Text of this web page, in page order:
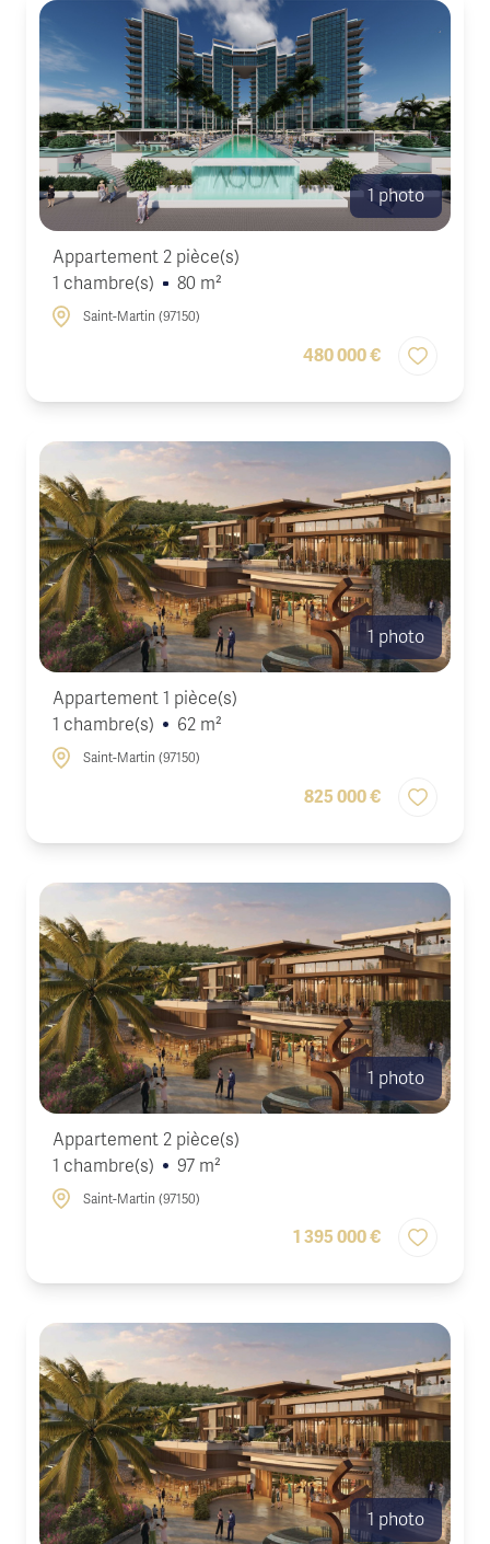
Honoraires
prestige
Services
exclusifs
Actualités
immobilières
Contact
1 photo
Appartement 2 pièce(s)
1 chambre(s)
80 m²
Saint-Martin (97150)
480 000 €
1 photo
Appartement 1 pièce(s)
1 chambre(s)
62 m²
Saint-Martin (97150)
825 000 €
1 photo
Appartement 2 pièce(s)
1 chambre(s)
97 m²
Saint-Martin (97150)
1 395 000 €
1 photo